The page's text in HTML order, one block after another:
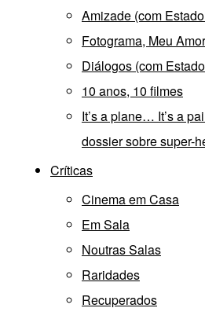
Amizade (com
Fotograma, Meu Amor
Diálogos (com
10 anos, 10 filmes
It’s a plane… It’s a
dossier sobre super-
Críticas
Cinema em Casa
Em Sala
Noutras Salas
Raridades
Recuperados